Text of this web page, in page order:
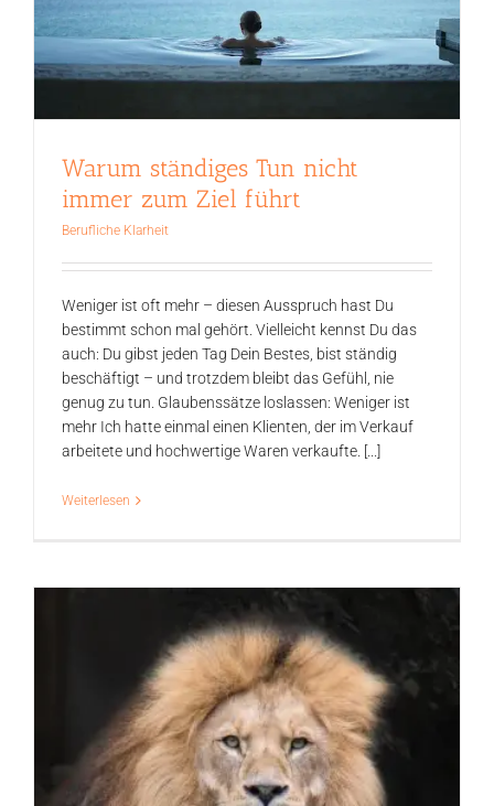
Warum ständiges Tun nicht
immer zum Ziel führt
Berufliche Klarheit
Weniger ist oft mehr – diesen Ausspruch hast Du
bestimmt schon mal gehört. Vielleicht kennst Du das
auch: Du gibst jeden Tag Dein Bestes, bist ständig
beschäftigt – und trotzdem bleibt das Gefühl, nie
genug zu tun. Glaubenssätze loslassen: Weniger ist
mehr Ich hatte einmal einen Klienten, der im Verkauf
arbeitete und hochwertige Waren verkaufte. [...]
Weiterlesen